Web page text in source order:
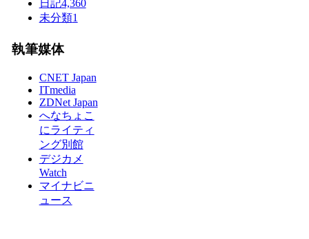
日記4,360
未分類1
執筆媒体
CNET Japan
ITmedia
ZDNet Japan
へなちょこ
にライティ
ング別館
デジカメ
Watch
マイナビニ
ュース